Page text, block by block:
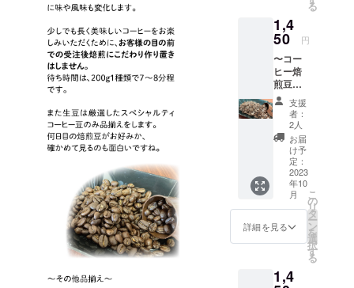
ショップも
開催します
（営業
時間：
11：
00〜
17：
30） 当
日焙煎
したも
のをお
渡しい
たしま
す。 ※
返品は
できま
※生豆の
200gに
煎後は
をお選
びくだ
︎◇発送
希望日
はプロ
ジェク
ト終了
後、
メール
にて確
認させ
ていた
だきま
す。
※10月中
旬以降
のお日
くださ
オプ
ション
から
「豆の
形態
（豆・
粉）」
をお選
びくだ
さい。
︎◇受取
希望
日・時
間帯は
メール
にて確
認させ
月以降
のみを
使用し
た「ポ
トスま
めやさ
ん・オ
リジナ
ルブレ
ンド」
です♪
カップ
の大き
さやお
好みに
よりま
すが、
約20杯
オプ
る
1,4
50 円
〜コー
ヒー焙
煎豆・
発送〜
【（中
煎り）
オリジ
ナルブ
レンド
200g】
◇
スペ
シャル
ティ
コー
ヒー豆
使用し
支援
者：
2人
お届
け予
定：
2023
年10
月
詳細を見る
こ
の
リ
タ
ー
ン
を
選
択
す
る
1,4